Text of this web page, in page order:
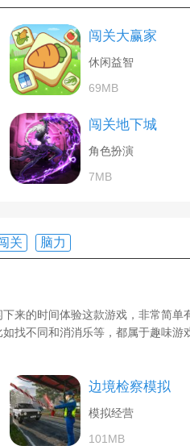
闯关大赢家
休闲益智
69MB
闯关地下城
角色扮演
7MB
关 脑力
来的时间体验这款游戏，非常简
找不同和消消乐等，都属于趣味
边境检察模拟
模拟经营
101MB